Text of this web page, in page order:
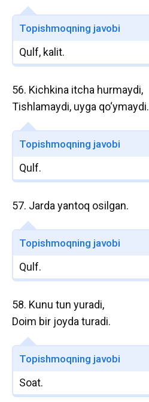
Topishmoqning javobi
Qulf, kalit.
56. Kichkina itcha hurmaydi,
Tishlamaydi, uyga qo‘ymaydi.
Topishmoqning javobi
Qulf.
57. Jarda yantoq osilgan.
Topishmoqning javobi
Qulf.
58. Kunu tun yuradi,
Doim bir joyda turadi.
Topishmoqning javobi
Soat.